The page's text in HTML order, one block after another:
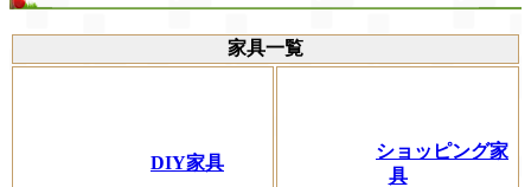
家具一覧
DIY家具
ショッピング家
具